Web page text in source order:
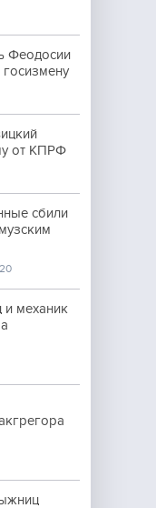
Феодосии
госизмену
от КПРФ
сбили
и механик